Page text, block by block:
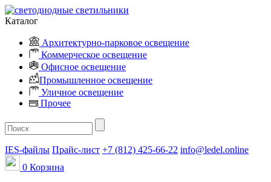
Каталог
Архитектурно-парковое освещение
Коммерческое освещение
Офисное освещение
Промышленное освещение
Уличное освещение
Прочее
IES-файлы Прайс-лист +7 (812) 425-66-22 info@ledel.online
0 Корзина